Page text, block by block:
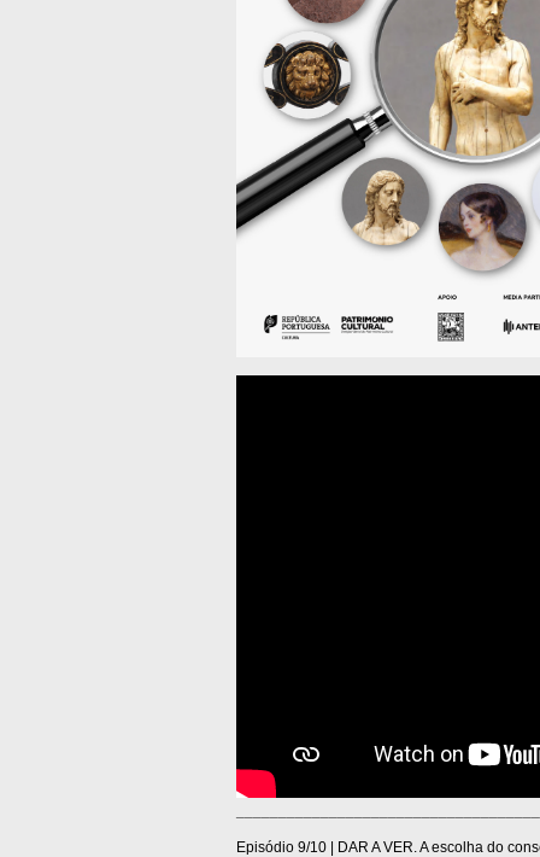
Episódio 9/10 | DAR A VER. A escolha do